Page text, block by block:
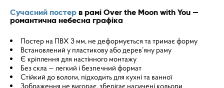
Сучасний постер в рамі Over the Moon with You —
романтична небесна графіка
Постер на ПВХ 3 мм, не деформується та тримає форму
Встановлений у пластикову або дерев’яну раму
Є кріплення для настінного монтажу
Без скла — легкий і безпечний формат
Стійкий до вологи, підходить для кухні та ванної
Зображення не вигорає, зберігає насичені кольори